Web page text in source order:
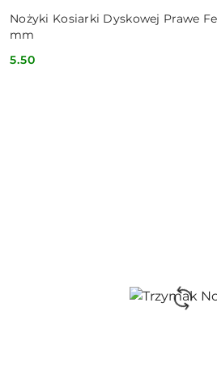
Nożyki Kosiarki Dyskowej Prawe
mm
Cena:
5.50